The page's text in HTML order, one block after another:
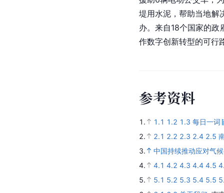
堤用水泥，帮助当地解
办。来自18个国家的
作数字创新转型的可行
参考资料
1. 1.1 1.2 1.3 每日一词
2.
2.1 2.2 2.3 2.4 2.5
3.
中国持续推动应对气
4.
4.1 4.2 4.3 4.4 4.5
5.
5.1 5.2 5.3 5.4 5.5